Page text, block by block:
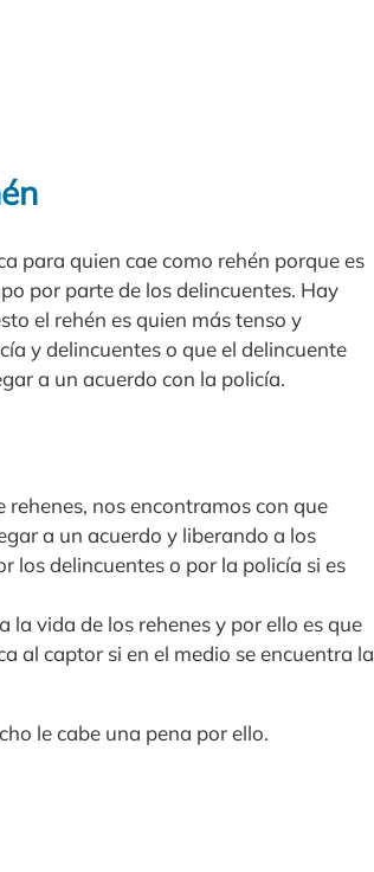
para quien cae como rehén porque es
por parte de los delincuentes. Hay
el rehén es quien más tenso y
y delincuentes o que el delincuente
a un acuerdo con la policía.
nos encontramos con que
a un acuerdo y liberando a los
los delincuentes o por la policía si es
vida de los rehenes y por ello es que
al captor si en el medio se encuentra la
le cabe una pena por ello.